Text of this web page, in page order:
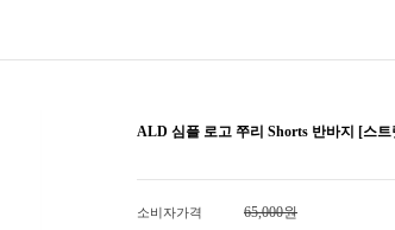
ALD 심플 로고 쭈리 Shorts 반바지 [스트
소비자가격 65,000원